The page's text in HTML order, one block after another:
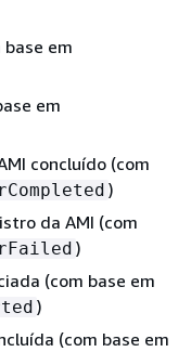
base em
em
concluído (com
)
da AMI (com
)
(com base em
)
(com base em